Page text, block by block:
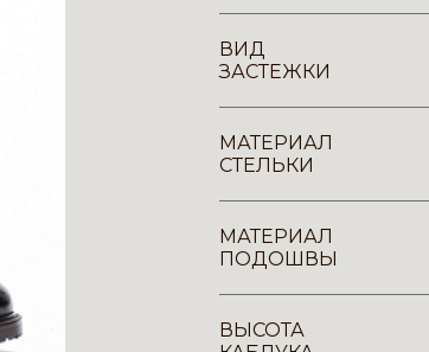
ВИД
ЗАСТЕЖКИ
МАТЕРИАЛ
СТЕЛЬКИ
МАТЕРИАЛ
ПОДОШВЫ
ВЫСОТА